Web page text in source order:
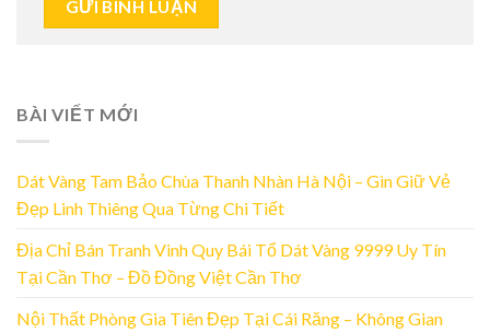
BÀI VIẾT MỚI
Dát Vàng Tam Bảo Chùa Thanh Nhàn Hà Nội – Gìn Giữ Vẻ
Đẹp Linh Thiêng Qua Từng Chi Tiết
Địa Chỉ Bán Tranh Vinh Quy Bái Tổ Dát Vàng 9999 Uy Tín
Tại Cần Thơ – Đồ Đồng Việt Cần Thơ
Nội Thất Phòng Gia Tiên Đẹp Tại Cái Răng – Không Gian